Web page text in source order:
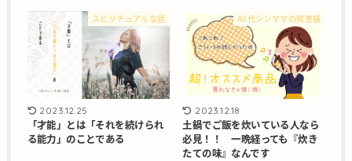
スピリチュアルな話
2023.12.25
「才能」とは「それを続けられ
る能力」のことである
40代シンママの知恵袋
2023.12.18
土鍋でご飯を炊いている人なら
必見！！ 一晩経っても『炊き
たての味』なんです